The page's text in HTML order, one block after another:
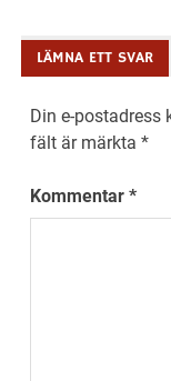
LÄMNA ETT SVAR
Din e-postadress
fält är märkta*
Kommentar*